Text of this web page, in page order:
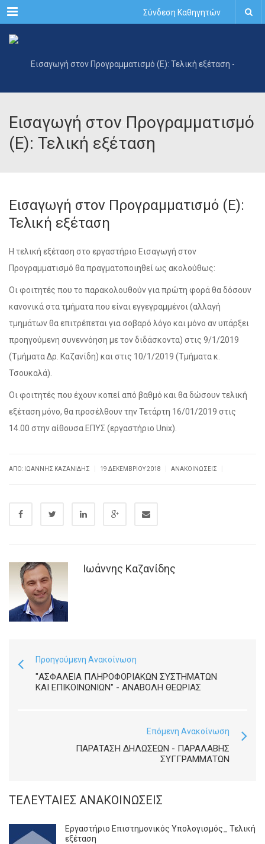
Menu Σύνδεση Καθηγητών
Εισαγωγή στον Προγραμματισμό
(Ε): Τελική εξέταση
Εισαγωγή στον Προγραμματισμό (Ε):
Τελική εξέταση
Η τελική εξέταση στο εργαστήριο Εισαγωγή στον
Προγραμματισμό θα πραγματοποιηθεί ως ακολούθως:
Οι φοιτητές που το παρακολουθούν για πρώτη φορά θα δόσουν
κανονικά στα τμήματα που είναι εγγεγραμμένοι (αλλαγή
τμημάτων θα επιτρέπεται για σοβαρό λόγο και μόνο αν υπάρξει
προηγούμενη συνεννόηση με τον διδάσκοντα) στις 9/1/2019
(Τμήματα Δρ. Καζανίδη) και στις 10/1/2019 (Τμήματα κ.
Τσουκαλά).
Οι φοιτητές που έχουν κοπεί από βαθμό και θα δώσουν τελική
εξέταση μόνο, θα προσέλθουν την Τετάρτη 16/01/2019 στις
14.00 στην αίθουσα ΕΠΥΣ (εργαστήριο Unix).
ΑΠΌ: ΙΩΆΝΝΗΣ ΚΑΖΑΝΊΔΗΣ 19 ΔΕΚΕΜΒΡΊΟΥ 2018 ΑΝΑΚΟΙΝΏΣΕΙΣ
Ιωάννης Καζανίδης
Προηγούμενη Ανακοίνωση
"ΑΣΦΑΛΕΙΑ ΠΛΗΡΟΦΟΡΙΑΚΩΝ ΣΥΣΤΗΜΑΤΩΝ
ΚΑΙ ΕΠΙΚΟΙΝΩΝΙΩΝ" - ΑΝΑΒΟΛΉ ΘΕΩΡΊΑΣ
Επόμενη Ανακοίνωση
ΠΑΡΑΤΑΣΗ ΔΗΛΩΣΕΩΝ - ΠΑΡΑΛΑΒΗΣ
ΣΥΓΓΡΑΜΜΑΤΩΝ
ΤΕΛΕΥΤΑΊΕΣ ΑΝΑΚΟΙΝΏΣΕΙΣ
Εργαστήριο Επιστημονικός Υπολογισμός_ Τελική
εξέταση